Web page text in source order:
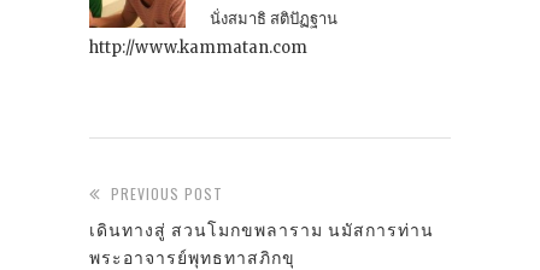
นั่งสมาธิ สติปัฏฐาน
http://www.kammatan.com
PREVIOUS POST
เดินทางสู่ สวนโมกขพลาราม นมัสการท่าน
พระอาจารย์พุทธทาสภิกขุ